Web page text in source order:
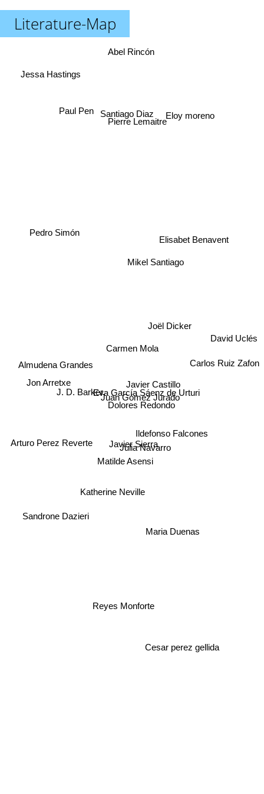
Literature-Map
Carmen Mola
Juan Gómez Jurado
Javier Castillo
Dolores Redondo
Eva García Sáenz de Urturi
Julia Navarro
Javier Sierra
Joël Dicker
Mikel Santiago
Matilde Asensi
Santiago Diaz
Katherine Neville
Ildefonso Falcones
Maria Duenas
Elisabet Benavent
Abel Rincón
J. D. Barker
Arturo Perez Reverte
Reyes Monforte
Carlos Ruiz Zafon
Eloy moreno
Pierre Lemaitre
Almudena Grandes
Jon Arretxe
Sandrone Dazieri
Cesar perez gellida
Paul Pen
Jessa Hastings